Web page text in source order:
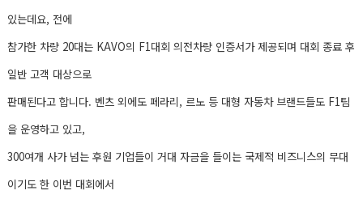
있는데요, 전에
참가한 차량 20대는 KAVO의 F1대회 의전차량 인증서가 제공되며 대회 종료 후
일반 고객 대상으로
판매된다고 합니다. 벤츠 외에도 페라리, 르노 등 대형 자동차 브랜드들도 F1팀
을 운영하고 있고,
300여개 사가 넘는 후원 기업들이 거대 자금을 들이는 국제적 비즈니스의 무대
이기도 한 이번 대회에서